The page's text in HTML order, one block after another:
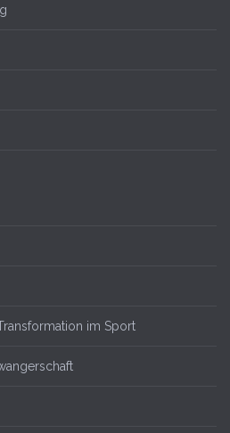
im Sport